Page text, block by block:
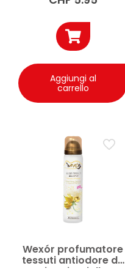
Aggiungi al
carrello
Wexór profumatore
tessuti antiodore da